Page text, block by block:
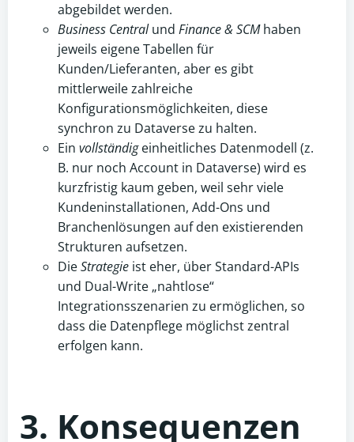
abgebildet werden.
Business Centralund Finance & SCMhaben
jeweils eigene Tabellen für
Kunden/Lieferanten, aber es gibt
mittlerweile zahlreiche
Konfigurationsmöglichkeiten, diese
synchron zu Dataverse zu halten.
Ein vollständigeinheitliches Datenmodell (z.
B. nur noch Account in Dataverse) wird es
kurzfristig kaum geben, weil sehr viele
Kundeninstallationen, Add-Ons und
Branchenlösungen auf den existierenden
Strukturen aufsetzen.
DieStrategie ist eher, über Standard-APIs
und Dual-Write „nahtlose“
Integrationsszenarien zu ermöglichen, so
dass die Datenpflege möglichst zentral
erfolgen kann.
3. Konsequenzen